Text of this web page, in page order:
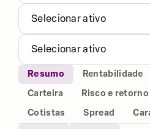
Selecionar ativo
Selecionar ativo
Resumo Rentabilidade
Carteira
Risco e retorno
Cotistas
Spread